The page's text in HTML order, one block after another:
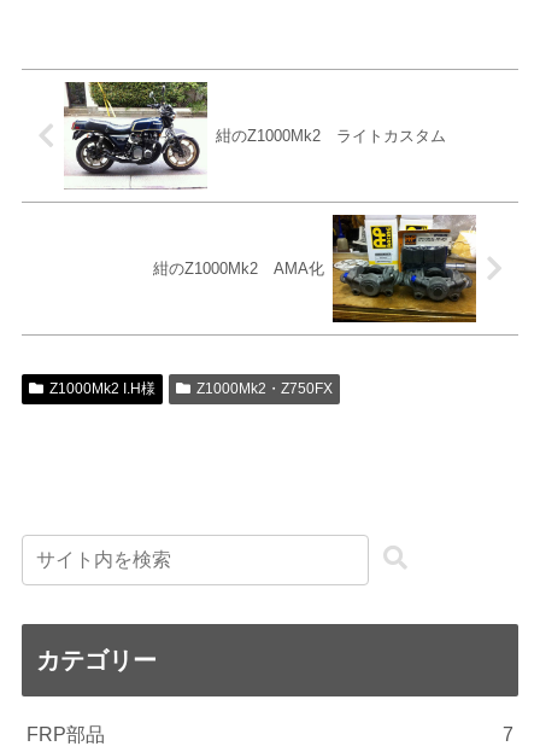
紺のZ1000Mk2 ライトカスタム
紺のZ1000Mk2 AMA化
Z1000Mk2 I.H様 Z1000Mk2・Z750FX
カテゴリー
FRP部品
7